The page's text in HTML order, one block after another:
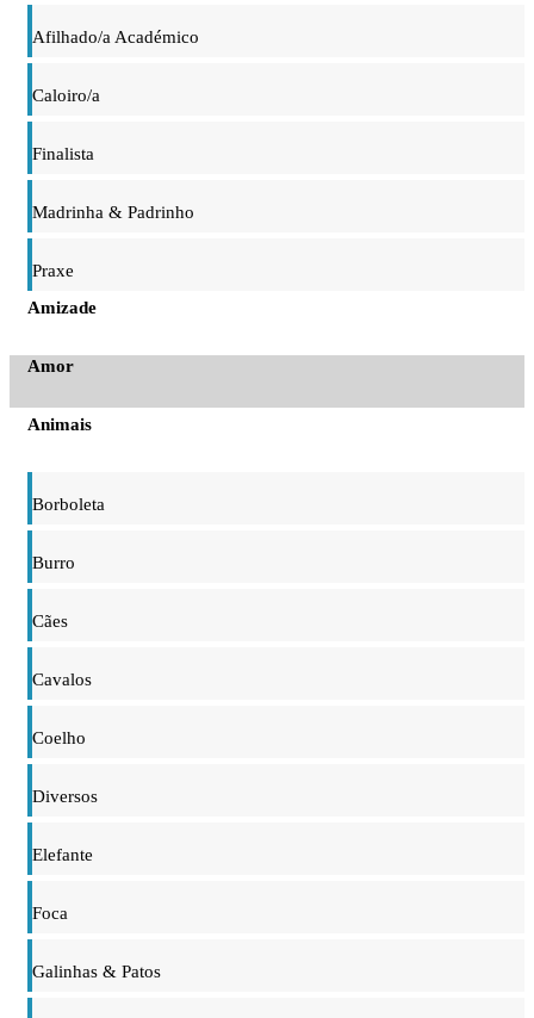
Afilhado/a Académico
Caloiro/a
Finalista
Madrinha & Padrinho
Praxe
Amizade
Amor
Animais
Borboleta
Burro
Cães
Cavalos
Coelho
Diversos
Elefante
Foca
Galinhas & Patos